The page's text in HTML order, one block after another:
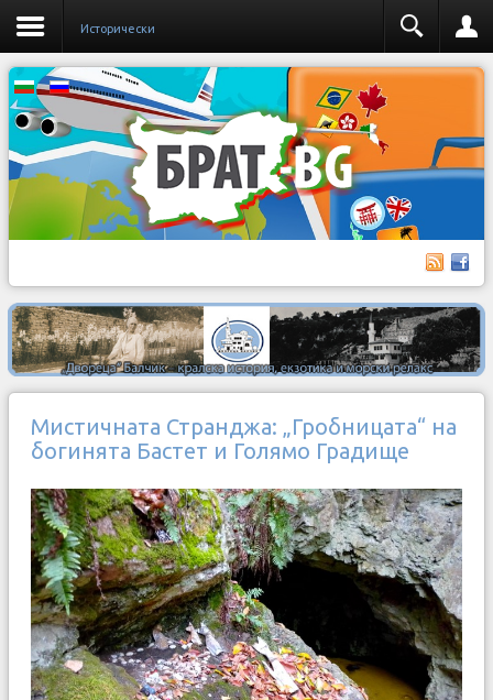
Исторически
Мистичната Странджа: „Гробницата“ на
богинята Бастет и Голямо Градище